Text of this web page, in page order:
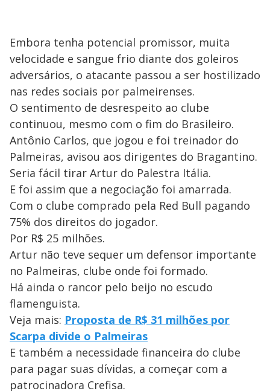
Embora tenha potencial promissor, muita
velocidade e sangue frio diante dos goleiros
adversários, o atacante passou a ser hostilizado
nas redes sociais por palmeirenses.
O sentimento de desrespeito ao clube
continuou, mesmo com o fim do Brasileiro.
Antônio Carlos, que jogou e foi treinador do
Palmeiras, avisou aos dirigentes do Bragantino.
Seria fácil tirar Artur do Palestra Itália.
E foi assim que a negociação foi amarrada.
Com o clube comprado pela Red Bull pagando
75% dos direitos do jogador.
Por R$ 25 milhões.
Artur não teve sequer um defensor importante
no Palmeiras, clube onde foi formado.
Há ainda o rancor pelo beijo no escudo
flamenguista.
Veja mais: Proposta de R$ 31 milhões por
Scarpa divide o Palmeiras
E também a necessidade financeira do clube
para pagar suas dívidas, a começar com a
patrocinadora Crefisa.